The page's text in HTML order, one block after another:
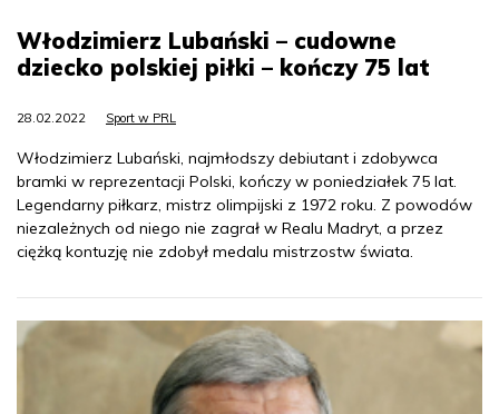
Włodzimierz Lubański – cudowne
dziecko polskiej piłki – kończy 75 lat
28.02.2022 Sport w PRL
Włodzimierz Lubański, najmłodszy debiutant i zdobywca
bramki w reprezentacji Polski, kończy w poniedziałek 75 lat.
Legendarny piłkarz, mistrz olimpijski z 1972 roku. Z powodów
niezależnych od niego nie zagrał w Realu Madryt, a przez
ciężką kontuzję nie zdobył medalu mistrzostw świata.